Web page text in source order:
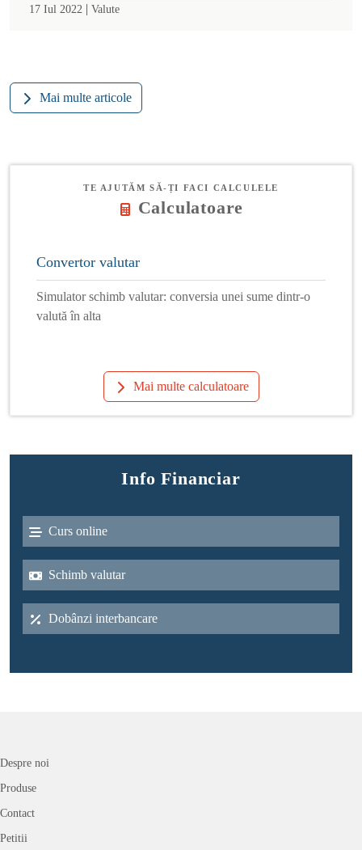
17 Iul 2022 | Valute
Mai multe articole
TE AJUTĂM SĂ-ȚI FACI CALCULELE
Calculatoare
Convertor valutar
Simulator schimb valutar: conversia unei sume dintr-o
valută în alta
Mai multe calculatoare
Info Financiar
Curs online
Schimb valutar
Dobânzi interbancare
Despre noi
Produse
Contact
Petitii